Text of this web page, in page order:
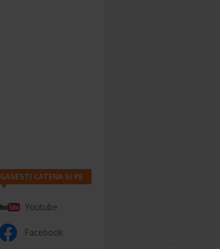
GASESTI CATENA SI PE
Youtube
Facebook